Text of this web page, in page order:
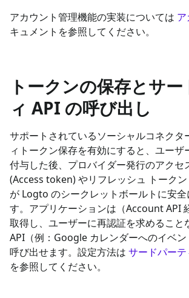
アカウント管理機能の実装については
キュメントを参照してください。
トークンの保存とサ
ィ API の呼び出し
サポートされているソーシャルコネクタ
ィトークン保存を有効にすると、ユーザ
付与した後、プロバイダー発行のアクセ
(Access token) やリフレッシュ トーク
が Logto のシークレットボールトに安全
す。アプリケーションは（Account API
取得し、ユーザーに再認証を求めること
API（例：Google カレンダーへのイベ
呼び出せます。設定方法は サードパー
を参照してください。